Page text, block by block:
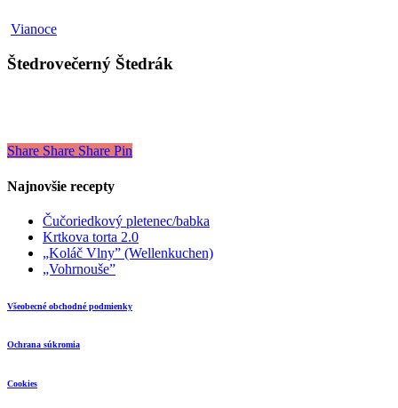
VianoceŠtedrovečerný
Štedrovečerný Štedrák
Share Share Share Pin
Najnovšie recepty
Čučoriedkový pletenec/babka
Krtkova torta 2.0
„Koláč Vlny” (Wellenkuchen)
„Vohrnouše”
Všeobecné obchodné podmienky
Ochrana súkromia
Cookies